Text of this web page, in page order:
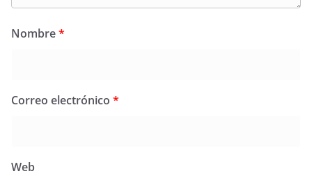
Nombre*
Correo electrónico *
Web